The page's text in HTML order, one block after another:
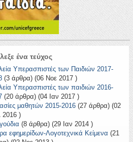
ένα τεύχος
Υπερασπιστές των Παιδιών 2017-
(3 άρθρα) (06 Νοε 2017 )
Υπερασπιστές των παιδιών 2016-
(20 άρθρα) (04 Ιαν 2017 )
μαθητών 2015-2016 (27 άρθρα) (02
2016 )
(8 άρθρα) (29 Ιαν 2014 )
εφημερίδων-Λογοτεχνικά Κείμενα (21